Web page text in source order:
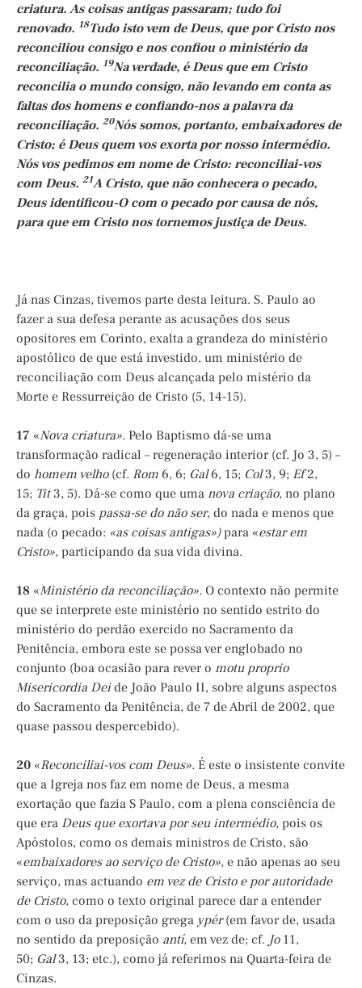
criatura. As coisas antigas passaram; tudo foi
renovado. 18Tudo isto vem de Deus, que por Cristo nos
reconciliou consigo e nos confiou o ministério da
reconciliação. 19Na verdade, é Deus que em Cristo
reconcilia o mundo consigo, não levando em conta as
faltas dos homens e confiando-nos a palavra da
reconciliação. 20Nós somos, portanto, embaixadores de
Cristo; é Deus quem vos exorta por nosso intermédio.
Nós vos pedimos em nome de Cristo: reconciliai-vos
com Deus. 21A Cristo, que não conhecera o pecado,
Deus identificou-O com o pecado por causa de nós,
para que em Cristo nos tornemos justiça de Deus.
Já nas Cinzas, tivemos parte desta leitura. S. Paulo ao
fazer a sua defesa perante as acusações dos seus
opositores em Corinto, exalta a grandeza do ministério
apostólico de que está investido, um ministério de
reconciliação com Deus alcançada pelo mistério da
Morte e Ressurreição de Cristo (5, 14-15).
17 «Nova criatura». Pelo Baptismo dá-se uma
transformação radical – regeneração interior (cf. Jo 3, 5) –
do homem velho (cf. Rom 6, 6; Gal6, 15; Col3, 9; Ef2,
15; Tit3, 5). Dá-se como que uma nova criação, no plano
da graça, pois passa-se do não ser, do nada e menos que
nada (o pecado: «as coisas antigas»)para «estar em
Cristo», participando da sua vida divina.
18 «Ministério da reconciliação». O contexto não permite
que se interprete este ministério no sentido estrito do
ministério do perdão exercido no Sacramento da
Penitência, embora este se possa ver englobado no
conjunto (boa ocasião para rever o motu proprio
Misericordia Deide João Paulo II, sobre alguns aspectos
do Sacramento da Penitência, de 7 de Abril de 2002, que
quase passou despercebido).
20 «Reconciliai-vos com Deus». É este o insistente convite
que a Igreja nos faz em nome de Deus, a mesma
exortação que fazia S Paulo, com a plena consciência de
que era Deus que exortava por seu intermédio, pois os
Apóstolos, como os demais ministros de Cristo, são
«embaixadores ao serviço de Cristo», e não apenas ao seu
serviço, mas actuando em vez de Cristo e por autoridade
de Cristo, como o texto original parece dar a entender
com o uso da preposição grega ypér(em favor de, usada
no sentido da preposição antí, em vez de; cf. Jo11,
50; Gal3, 13; etc.), como já referimos na Quarta-feira de
Cinzas.